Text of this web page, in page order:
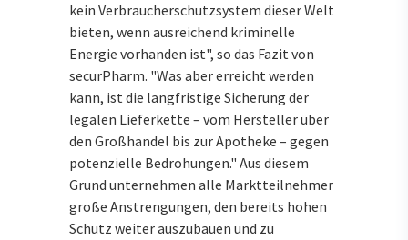
kein Verbraucherschutzsystem dieser Welt
bieten, wenn ausreichend kriminelle
Energie vorhanden ist", so das Fazit von
secur­Pharm. "Was aber erreicht werden
kann, ist die langfristige Sicherung der
legalen Lieferkette – vom Hersteller über
den Großhandel bis zur Apotheke – gegen
potenzielle Bedrohungen." Aus diesem
Grund unternehmen alle Marktteilnehmer
große Anstrengungen, den bereits hohen
Schutz weiter auszubauen und zu